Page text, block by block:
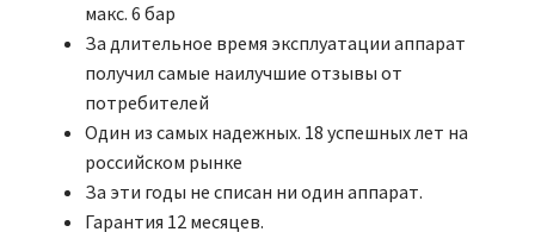
макс. 6 бар
За длительное время эксплуатации аппарат
получил самые наилучшие отзывы от
потребителей
Один из самых надежных. 18 успешных лет на
российском рынке
За эти годы не списан ни один аппарат.
Гарантия 12 месяцев.